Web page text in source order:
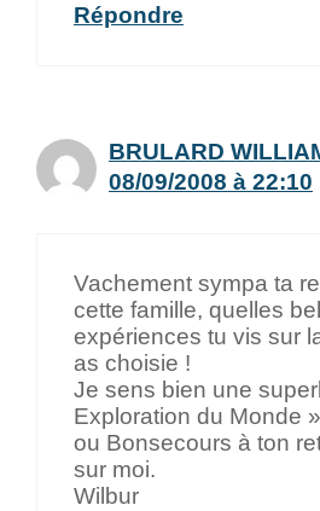
Répondre
BRULARD
08/09/2008 à 22:10
Vachement sympa ta
cette famille, quelles
expériences tu vis sur
as choisie !
Je sens bien une
Exploration du Monde
ou Bonsecours à ton
sur moi.
Wilbur